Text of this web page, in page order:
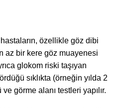
özellikle göz dibi
az bir kere göz muayenesi
glokom riski taşıyan
sıklıkta (örneğin yılda 2
görme alanı testleri yapılır.